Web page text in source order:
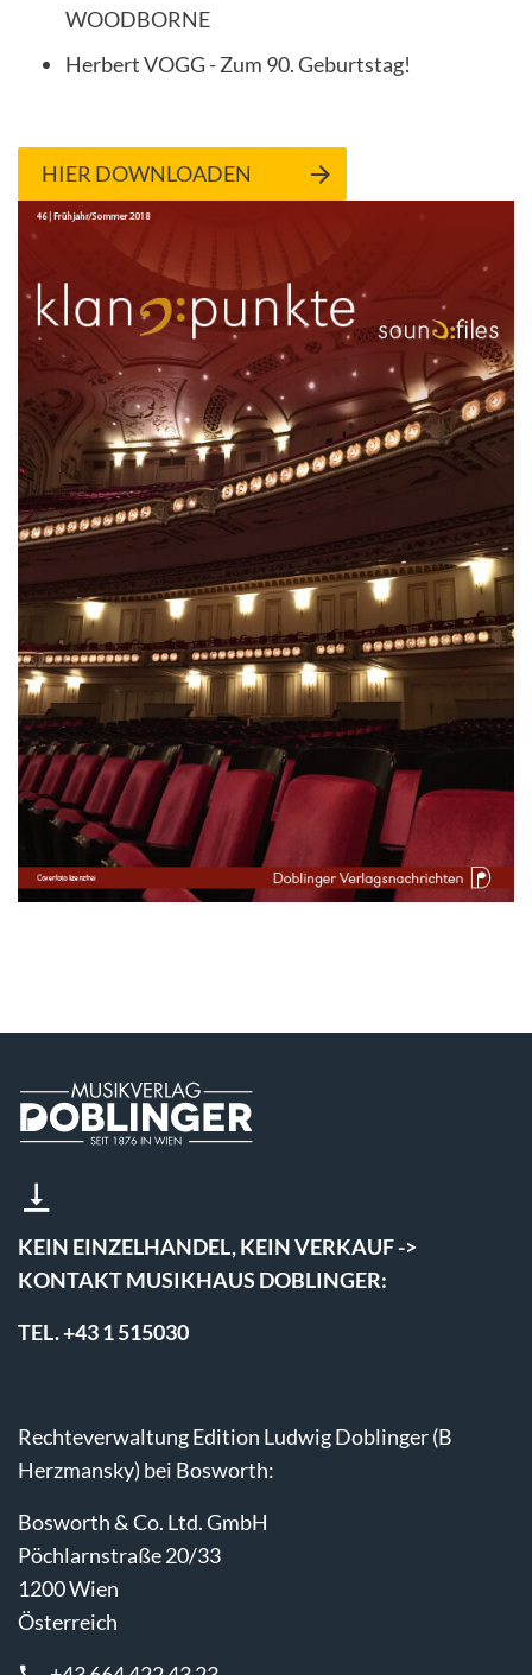
WOODBORNE
Herbert VOGG - Zum 90. Geburtstag!
HIER DOWNLOADEN
KEIN EINZELHANDEL, KEIN VERKAUF ->
KONTAKT MUSIKHAUS DOBLINGER:
TEL. +43 1 515030
Rechteverwaltung Edition Ludwig Doblinger (B
Herzmansky) bei Bosworth:
Bosworth & Co. Ltd. GmbH
Pöchlarnstraße 20/33
1200 Wien
Österreich